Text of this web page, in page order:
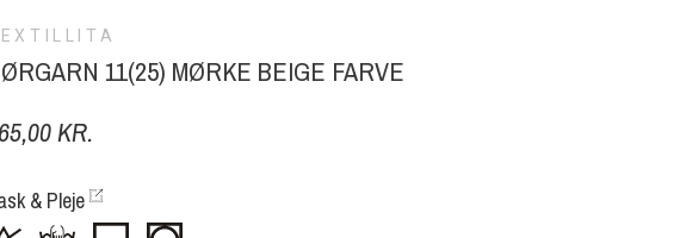
11(25) MØRKE BEIGE FARVE
KR.
& Pleje